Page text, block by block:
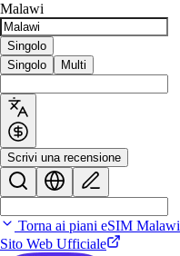
Malawi
Singolo
Singolo
Multi
Scrivi una recensione
Torna ai piani eSIM Malawi
Sito Web Ufficiale